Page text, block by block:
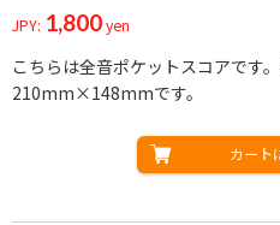
JPY: 1,800yen
こちらは全音ポケットスコアです
210mm×148mmです。
カート